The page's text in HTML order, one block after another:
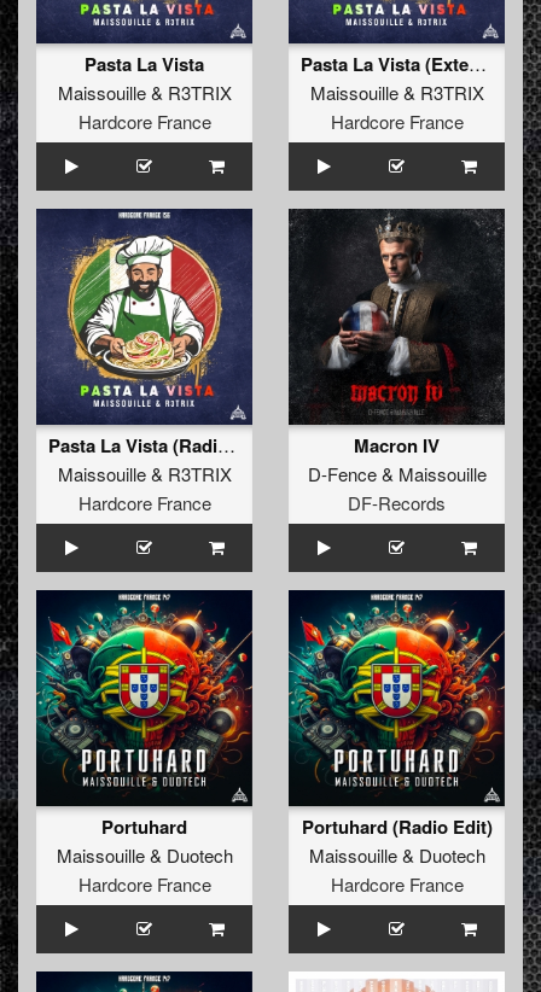
Pasta La Vista
Maissouille& R3TRIX
Hardcore France
Pasta La Vista (Extended)
Maissouille& R3TRIX
Hardcore France
Pasta La Vista (Radio edit)
Maissouille& R3TRIX
Hardcore France
Macron IV
D-Fence& Maissouille
DF-Records
Portuhard
Maissouille& Duotech
Hardcore France
Portuhard (Radio Edit)
Maissouille& Duotech
Hardcore France